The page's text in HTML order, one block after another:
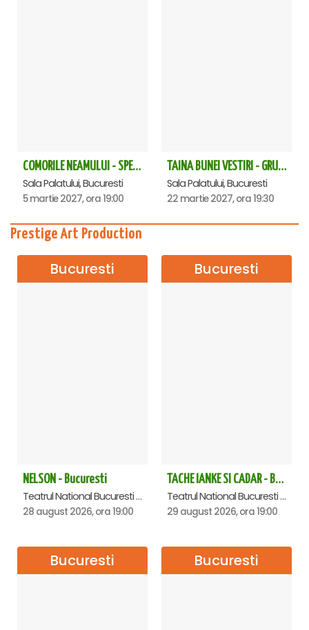
COMORILE NEAMULUI - SPECTACOL EXTRAORDINAR - Sala Palatului
Sala Palatului, Bucuresti
5 martie 2027, ora 19:00
TAINA BUNEI VESTIRI - GRUPUL PSALTIC TRONOS la Sala Palatului
Sala Palatului, Bucuresti
22 martie 2027, ora 19:30
Prestige Art Production
Bucuresti
NELSON - Bucuresti
Teatrul National Bucuresti - Sala Ion Caramitru, Bucuresti
28 august 2026, ora 19:00
Bucuresti
TACHE IANKE SI CADAR - Bucuresti
Teatrul National Bucuresti - Sala Ion Caramitru, Bucuresti
29 august 2026, ora 19:00
Bucuresti Bucuresti